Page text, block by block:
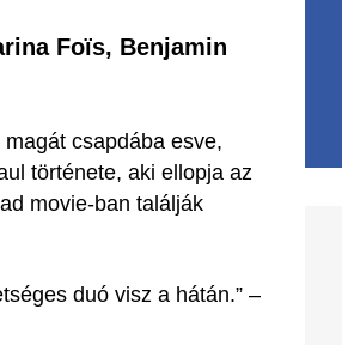
Foïs, Benjamin
csapdába esve,
története, aki ellopja az
movie-ban találják
duó visz a hátán.” –